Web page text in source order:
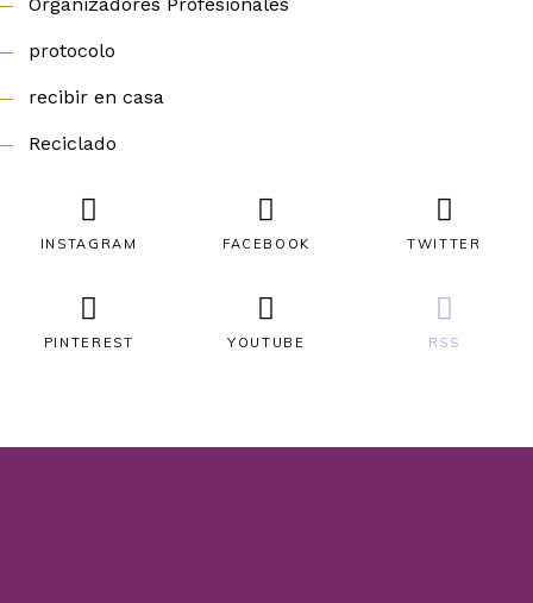
protocolo
recibir en casa
Reciclado
INSTAGRAM FACEBOOK TWITTER
PINTEREST YOUTUBE RSS